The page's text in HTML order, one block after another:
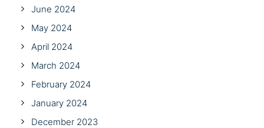
June 2024
May 2024
April 2024
March 2024
February 2024
January 2024
December 2023